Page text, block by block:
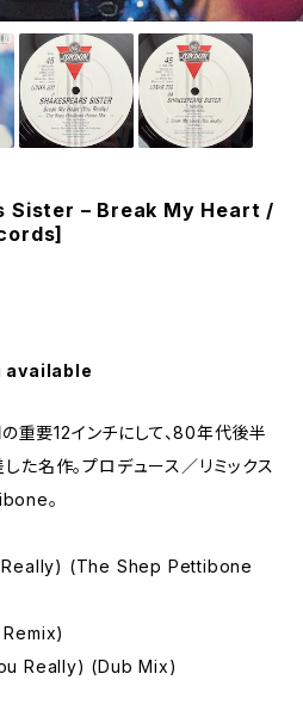
Sister – Break My Heart /
available
要12インチにして、80年代後半
た名作。プロデュース／リミックス
。
(The Shep Pettibone
Really) (Dub Mix)